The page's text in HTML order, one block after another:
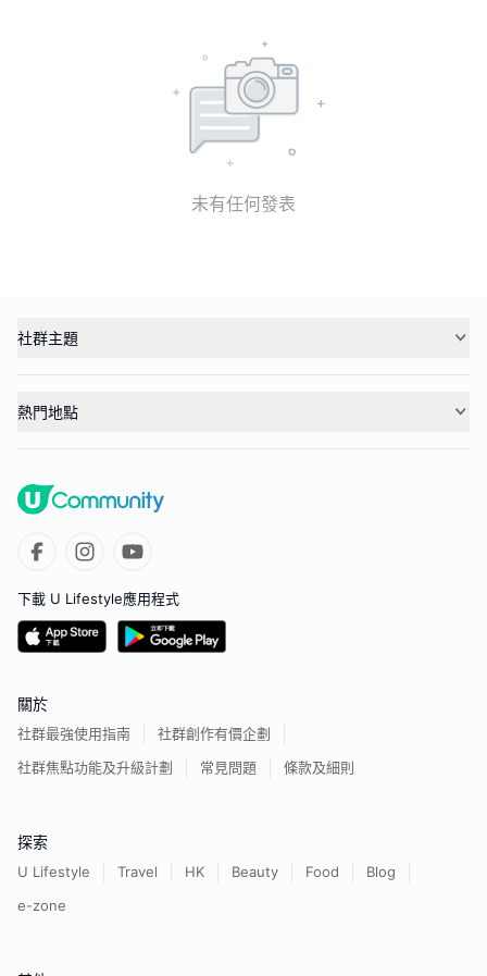
未有任何發表
社群主題
熱門地點
下載 U Lifestyle應用程式
關於
社群最強使用指南
社群創作有價企劃
社群焦點功能及升級計劃
常見問題 條款及細則
探索
U Lifestyle Travel HK Beauty Food
Blog
e-zone